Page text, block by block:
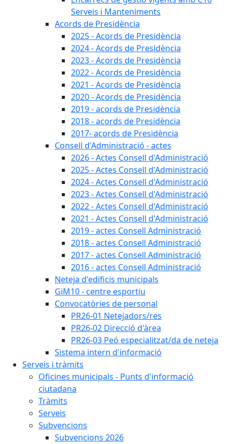
Serveis i Manteniments
Acords de Presidència
2025 - Acords de Presidència
2024 - Acords de Presidència
2023 - Acords de Presidència
2022 - Acords de Presidència
2021 - Acords de Presidència
2020 - Acords de Presidència
2019 - acords de Presidència
2018 - acords de Presidència
2017- acords de Presidència
Consell d'Administració - actes
2026 - Actes Consell d'Administració
2025 - Actes Consell d'Administració
2024 - Actes Consell d'Administració
2023 - Actes Consell d'Administració
2022 - Actes Consell d'Administració
2021 - Actes Consell d'Administració
2019 - actes Consell Administració
2018 - actes Consell Administració
2017 - actes Consell Administració
2016 - actes Consell Administració
Neteja d'edificis municipals
GiM10 - centre esportiu
Convocatòries de personal
PR26-01 Netejadors/res
PR26-02 Direcció d'àrea
PR26-03 Peó especialitzat/da de neteja
Sistema intern d'informació
Serveis i tràmits
Oficines municipals - Punts d'informació
ciutadana
Tràmits
Serveis
Subvencions
Subvencions 2026